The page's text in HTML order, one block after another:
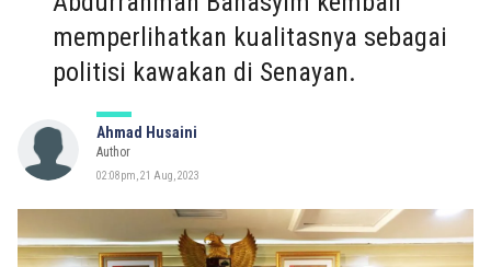
memperlihatkan kualitasnya sebagai
politisi kawakan di Senayan.
Ahmad Husaini
Author
02:08pm, 21 Aug, 2023